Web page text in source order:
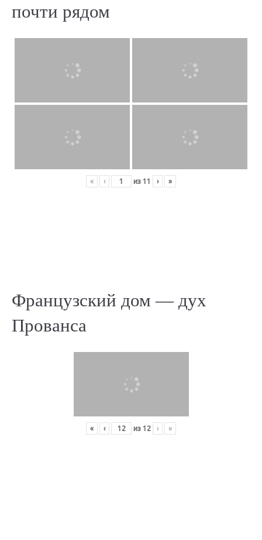
почти рядом
« ‹ из 11 › »
Французский дом — дух
Прованса
« ‹ из 12 › »